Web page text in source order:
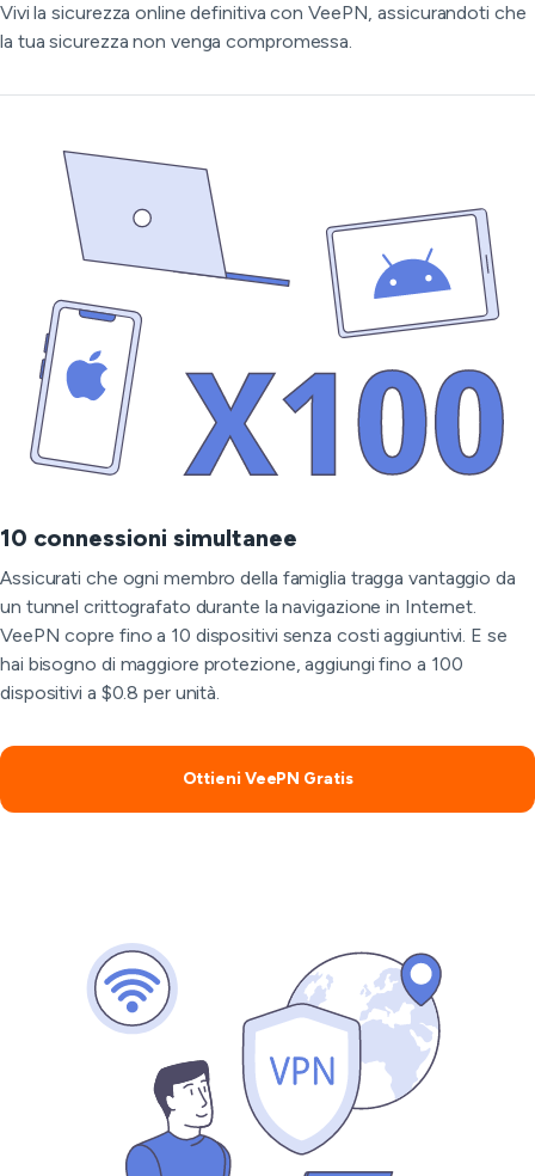
Vivi la sicurezza online definitiva con VeePN, assicurandoti che
la tua sicurezza non venga compromessa.
10 connessioni simultanee
Assicurati che ogni membro della famiglia tragga vantaggio da
un tunnel crittografato durante la navigazione in Internet.
VeePN copre fino a 10 dispositivi senza costi aggiuntivi. E se
hai bisogno di maggiore protezione, aggiungi fino a 100
dispositivi a $0.8 per unità.
Ottieni VeePN Gratis